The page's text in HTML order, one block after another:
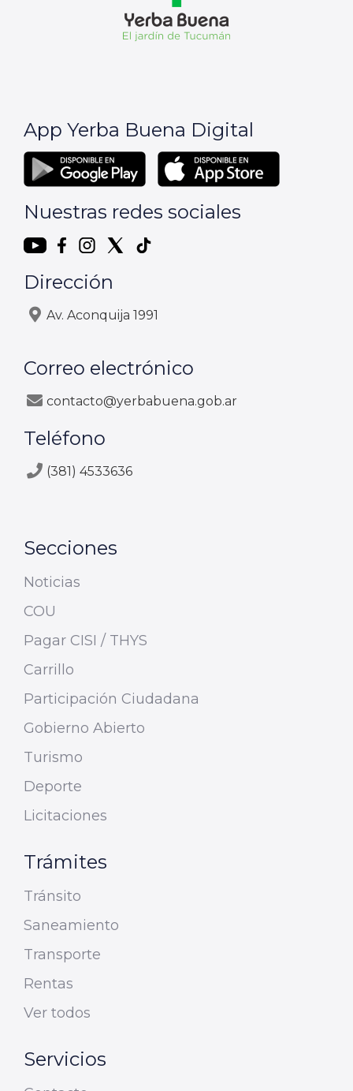
App Yerba Buena Digital
Nuestras redes sociales
Dirección
Av. Aconquija 1991
Correo electrónico
contacto@yerbabuena.gob.ar
Teléfono
(381) 4533636
Secciones
Noticias
COU
Pagar CISI / THYS
Carrillo
Participación Ciudadana
Gobierno Abierto
Turismo
Deporte
Licitaciones
Trámites
Tránsito
Saneamiento
Transporte
Rentas
Ver todos
Servicios